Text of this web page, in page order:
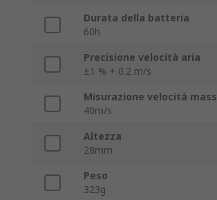
Durata della batteria
60h
Precisione velocità aria
±1 % + 0.2 m/s
Misurazione velocità
40m/s
Altezza
28mm
Peso
323g